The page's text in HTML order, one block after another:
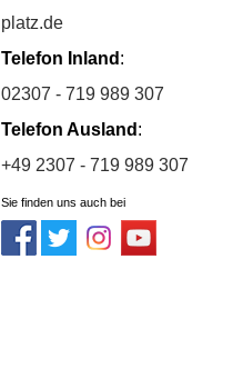
platz.de
Telefon Inland :
02307 - 719 989 307
Telefon Ausland :
+49 2307 - 719 989 307
Sie finden uns auch bei